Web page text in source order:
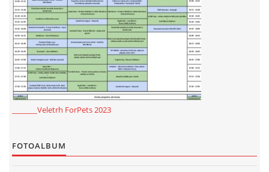
_______Veletrh ForPets 2023
FOTOALBUM